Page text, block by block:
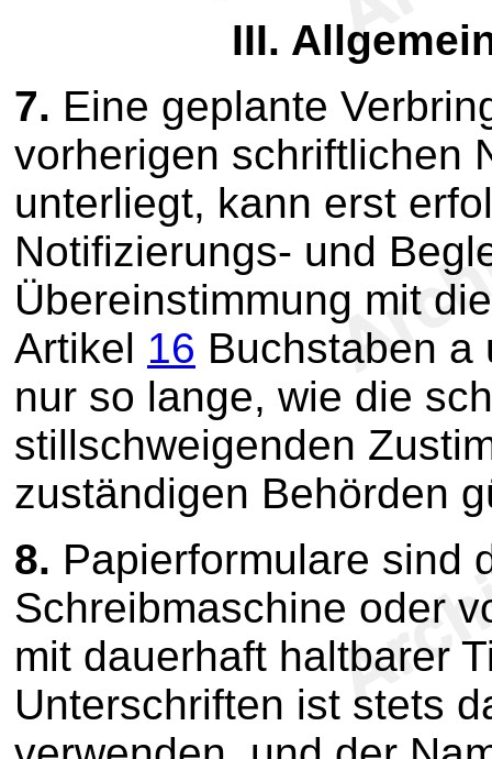
III.
7. Eine geplante
vorherigen schriftlichen
unterliegt, kann erst
Notifizierungs- und
Übereinstimmung mit
Artikel 16 Buchstaben a
nur so lange, wie die
stillschweigenden
zuständigen Behörden
8. Papierformulare sind
Schreibmaschine oder
mit dauerhaft haltbarer
Unterschriften ist stets